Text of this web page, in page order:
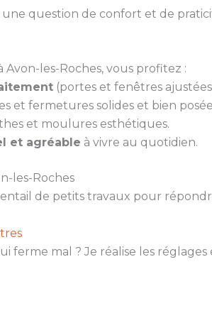
question de confort et de
Avon-les-Roches, vous profitez :
(portes et fenêtres
et fermetures solides et bien
et moulures esthétiques.
et agréable à vivre au quotidien.
les-Roches
de petits travaux pour
mal ? Je réalise les